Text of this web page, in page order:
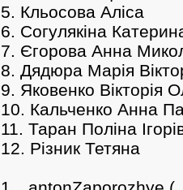
5. Кльосова Аліса
6. Согулякіна
7. Єгорова Анна
8. Дядюра Марія
9. Яковенко Вікторія
10. Кальченко Анна
11. Таран Поліна
12. Різник Тетяна